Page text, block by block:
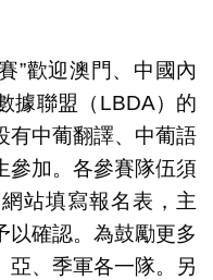
”歡迎澳門、中國內
據聯盟（LBDA）的
有中葡翻譯、中葡語
參加。各參賽隊伍須
站填寫報名表，主
以確認。為鼓勵更多
亞、季軍各一隊。另